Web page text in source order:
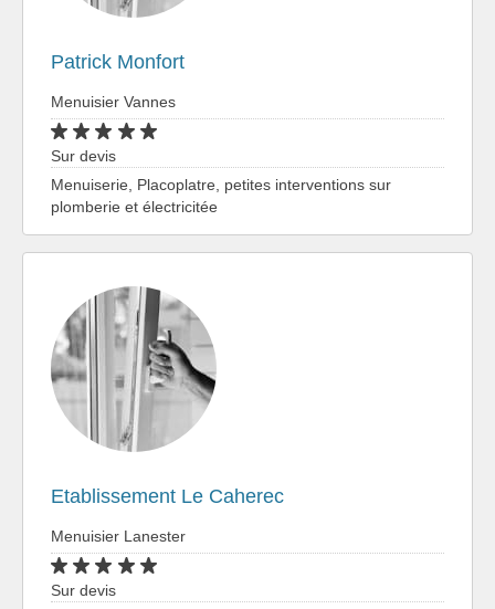
Patrick Monfort
Menuisier Vannes
Sur devis
Menuiserie, Placoplatre, petites interventions sur
plomberie et électricitée
Etablissement Le Caherec
Menuisier Lanester
Sur devis